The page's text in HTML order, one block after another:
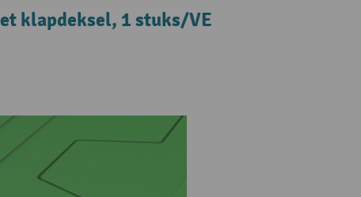
klapdeksel, 1 stuks/VE